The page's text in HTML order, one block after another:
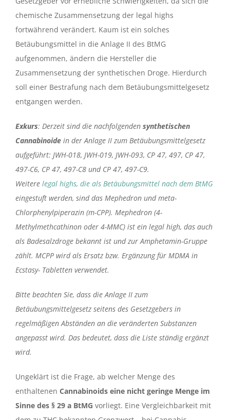
chemische Zusammensetzung der legal highs
fortwährend verändert. Kaum ist ein solches
Betäubungsmittel in die Anlage II des BtMG
aufgenommen, ändern die Hersteller die
Zusammensetzung der synthetischen Droge. Hierdurch
soll einer Bestrafung nach dem Betäubungsmittelgesetz
entgangen werden.
Exkurs: Derzeit sind die nachfolgenden synthetischen
Cannabinoide in der Anlage II zum Betäubungsmittelgesetz
aufgeführt: JWH-018, JWH-019, JWH-093, CP 47, 497, CP 47,
497-C6, CP 47, 497-C8 und CP 47, 497-C9.
Weitere legal highs, die als Betäubungsmittel nach dem BtMG
eingestuft werden, sind das Mephedron und meta-
Chlorphenylpiperazin (m-CPP). Mephedron (4-
Methylmethcathinon oder 4-MMC) ist ein legal high, das auch
als Badesalzdroge bekannt ist und zur Amphetamin-Gruppe
zählt. MCPP wird als Ersatz bzw. Ergänzung für MDMA in
Ecstasy- Tabletten verwendet.
Bitte beachten Sie, dass die Anlage II zum
Betäubungsmittelgesetz seitens des Gesetzgebers in
regelmäßigen Abständen an die veränderten Substanzen
angepasst wird. Das bedeutet, dass die Liste ständig ergänzt
wird.
Ungeklärt ist die Frage, ab welcher Menge des
enthaltenen Cannabinoids eine nicht geringe Menge im
Sinne des § 29 a BtMG vorliegt. Eine Vergleichbarkeit mit